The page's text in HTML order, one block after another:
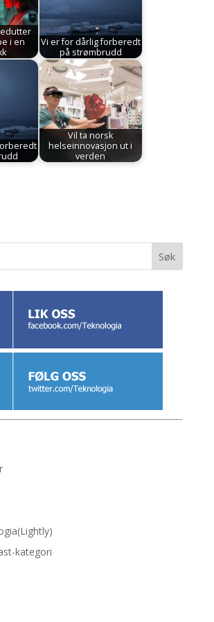
i en
Vi er for dårlig forberedt
på strømbrudd
Vil ta norsk
helseinnovasjon ut i
verden
kategori